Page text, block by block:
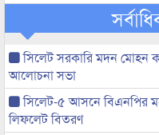
সিলেট সরকারি মদন মোহন
আলোচনা সভা
সিলেট-৫ আসনে বিএনপির
লিফলেট বিতরণ